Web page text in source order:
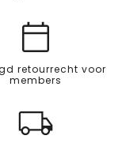
retourrecht voor
members